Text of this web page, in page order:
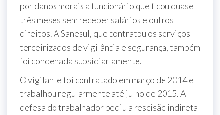
por danos morais a funcionário que ficou quase
três meses sem receber salários e outros
direitos. A Sanesul, que contratou os serviços
terceirizados de vigilância e segurança, também
foi condenada subsidiariamente.
O vigilante foi contratado em março de 2014 e
trabalhou regularmente até julho de 2015. A
defesa do trabalhador pediu a rescisão indireta